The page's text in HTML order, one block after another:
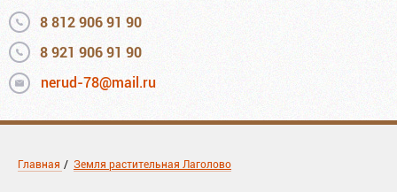
8 812 906 91 90
8 921 906 91 90
nerud-78@mail.ru
Главная / Земля растительная Лаголово